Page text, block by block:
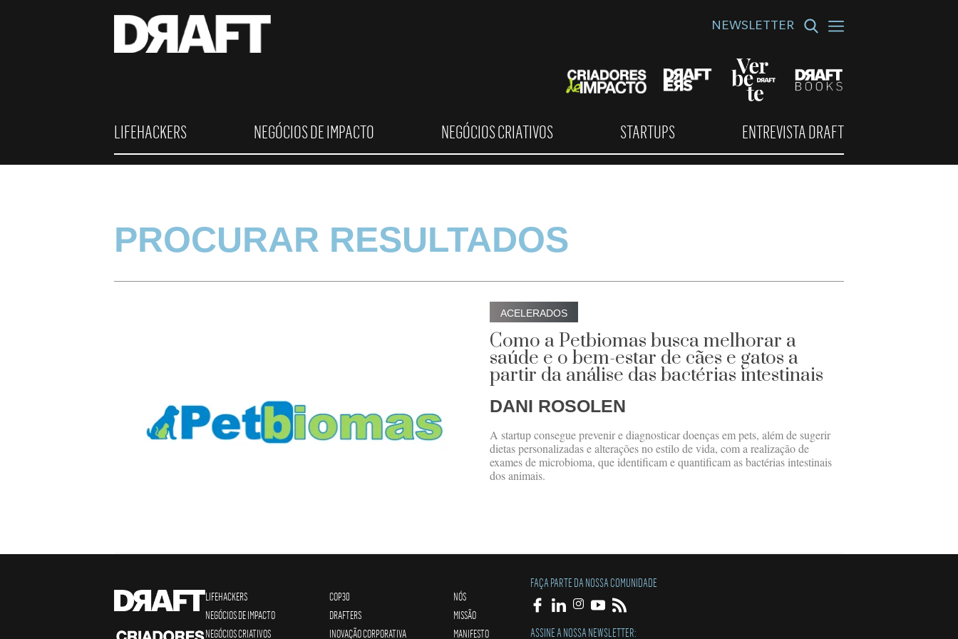
NEWSLETTER
LIFEHACKERS NEGÓCIOS DE IMPACTO NEGÓCIOS CRIATIVOS STARTUPS ENTREVISTA DRAFT
PROCURAR RESULTADOS
ACELERADOS
Como a Petbiomas busca melhorar a
saúde e o bem-estar de cães e gatos a
partir da análise das bactérias intestinais
DANI ROSOLEN
A startup consegue prevenir e diagnosticar doenças em pets, além de sugerir
dietas personalizadas e alterações no estilo de vida, com a realização de
exames de microbioma, que identificam e quantificam as bactérias intestinais
dos animais.
LIFEHACKERS
NEGÓCIOS DE IMPACTO
NEGÓCIOS CRIATIVOS
COP30
DRAFTERS
INOVAÇÃO CORPORATIVA
NÓS
MISSÃO
MANIFESTO
FAÇA PARTE DA NOSSA COMUNIDADE
ASSINE A NOSSA NEWSLETTER: